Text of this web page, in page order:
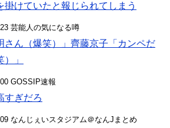
掛けていたと報じられてしまう
芸能人の気になる噂
さん（爆笑）」齊藤京子「カンペだ
」
GOSSIP速報
すぎだろ
なんじぇいスタジアム＠なんJまとめ